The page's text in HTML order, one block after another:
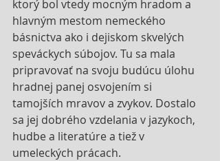
ktorý bol vtedy mocným hradom a
hlavným mestom nemeckého
básnictva ako i dejiskom skvelých
speváckych súbojov. Tu sa mala
pripravovať na svoju budúcu úlohu
hradnej panej osvojením si
tamojších mravov a zvykov. Dostalo
sa jej dobrého vzdelania v jazykoch,
hudbe a literatúre a tiež v
umeleckých prácach.